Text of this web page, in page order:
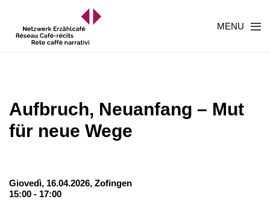
MENU
Aufbruch, Neuanfang – Mut
für neue Wege
Giovedì, 16.04.2026, Zofingen
15:00 - 17:00